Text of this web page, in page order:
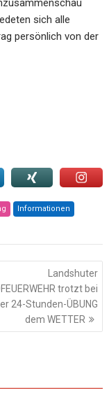
sich alle
persönlich von der
Informationen
Landshuter
trotzt bei
24-Stunden-ÜBUNG
dem WETTER